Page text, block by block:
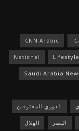
CNN Arabic
Lifestyle
National
Saudi Arabia
الدوري المحترفين
النصر الهلال